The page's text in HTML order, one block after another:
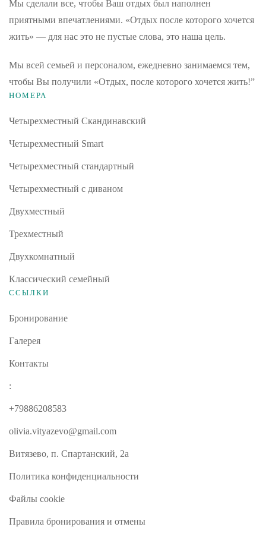
Мы сделали все, чтобы Ваш отдых был наполнен
приятными впечатлениями. «Отдых после которого хочется
жить» — для нас это не пустые слова, это наша цель.
Мы всей семьей и персоналом, ежедневно занимаемся тем,
чтобы Вы получили «Отдых, после которого хочется жить!”
НОМЕРА
Четырехместный Скандинавский
Четырехместный Smart
Четырехместный стандартный
Четырехместный с диваном
Двухместный
Трехместный
Двухкомнатный
Классический семейный
ССЫЛКИ
Бронирование
Галерея
Контакты
:
+79886208583
olivia.vityazevo@gmail.com
Витязево, п. Спартанский, 2а
Политика конфиденциальности
Файлы cookie
Правила бронирования и отмены